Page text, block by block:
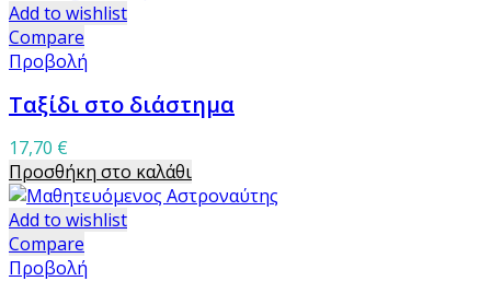
Add to wishlist
Compare
Προβολή
Ταξίδι στο διάστημα
17,70 €
Προσθήκη στο καλάθι
Add to wishlist
Compare
Προβολή